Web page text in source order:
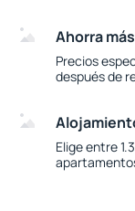
Ahorra más
Precios
después de
Elige entre